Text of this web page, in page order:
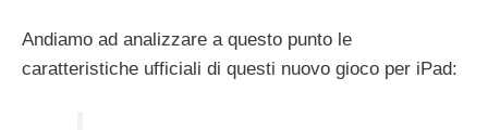
Andiamo ad analizzare a questo punto le
caratteristiche ufficiali di questi nuovo gioco per iPad: